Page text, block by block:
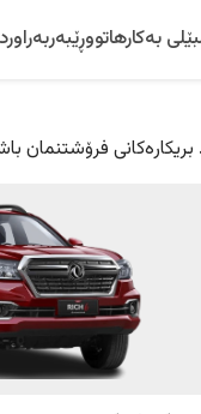
بەکارهاتووڕێبەر
بریکارەکانی